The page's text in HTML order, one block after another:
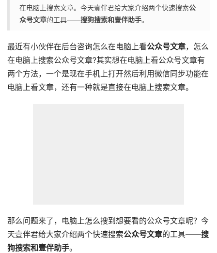
在电脑上搜索文章。今天壹伴君给大家介绍两个快速搜索公
众号文章的工具——搜狗搜索和壹伴助手。
最近有小伙伴在后台咨询怎么在电脑上看公众号文章，怎么
在电脑上搜索公众号文章?其实想在电脑上看公众号文章有
两个方法，一个是现在手机上打开然后利用微信同步功能在
电脑上看文章，还有一种就是直接在电脑上搜索文章。
那么问题来了，电脑上怎么搜到想要看的公众号文章呢？今
天壹伴君给大家介绍两个快速搜索公众号文章的工具——搜
狗搜索和壹伴助手。